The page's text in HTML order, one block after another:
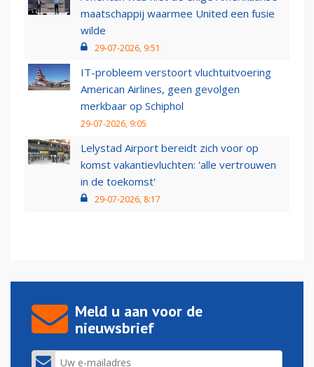
maatschappij waarmee United een fusie
wilde
29-07-2026, 9:51
IT-probleem verstoort vluchtuitvoering
American Airlines, geen gevolgen
merkbaar op Schiphol
29-07-2026, 9:05
Lelystad Airport bereidt zich voor op
komst vakantievluchten: 'alle vertrouwen
in de toekomst'
29-07-2026, 8:17
Meld u aan voor de
nieuwsbrief